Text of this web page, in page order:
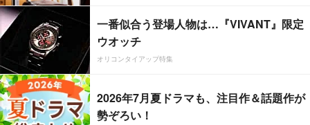
一番似合う登場人物は…『VIVANT』限定
ウオッチ
オリコンタイアップ特集
2026年7月夏ドラマも、注目作＆話題作が
勢ぞろい！